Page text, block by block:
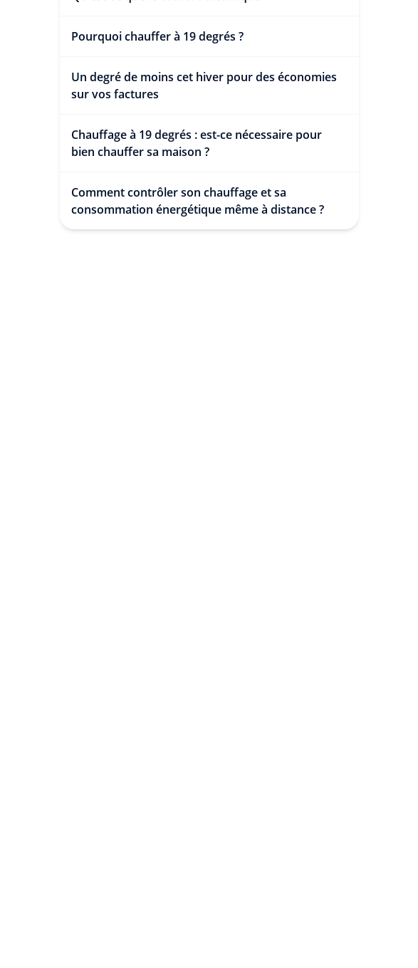
Pourquoi chauffer à 19 degrés ?
Un degré de moins cet hiver pour des économies
sur vos factures
Chauffage à 19 degrés : est-ce nécessaire pour
bien chauffer sa maison ?
Comment contrôler son chauffage et sa
consommation énergétique même à distance ?